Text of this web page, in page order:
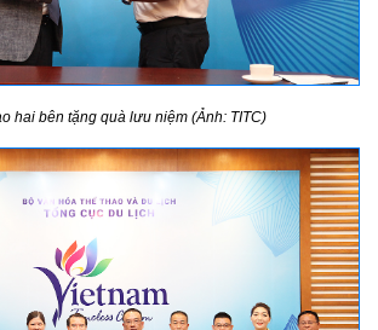
hai bên tặng quà lưu niệm (Ảnh: TITC)